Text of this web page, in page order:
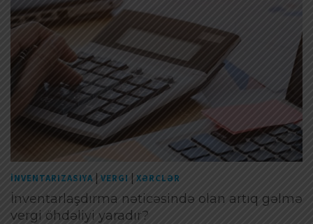
İNVENTARIZASIYA | VERGI | XƏRCLƏR
İnventarlaşdırma nəticəsində olan artıq gəlmə
vergi öhdəliyi yaradır?